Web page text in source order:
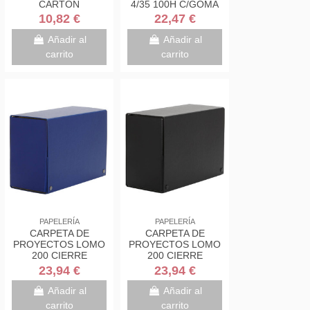
CARTON
BRILLANTE LOMO
DE 9 CM ROJO CON
ETIQUETA
245X350X90...
10,82 €
Añadir al
carrito
4/35 100H C/GOMA
VERDE MENTA
CARCHIVO
12207417
22,47 €
Añadir al
carrito
PAPELERÍA
CARPETA DE
PROYECTOS LOMO
200 CIERRE
BROCHES EN
COLOR AZUL
PARDO 972003
23,94 €
Añadir al
carrito
PAPELERÍA
CARPETA DE
PROYECTOS LOMO
200 CIERRE
BROCHES EN
COLOR NEGRO
PARDO 972001
23,94 €
Añadir al
carrito